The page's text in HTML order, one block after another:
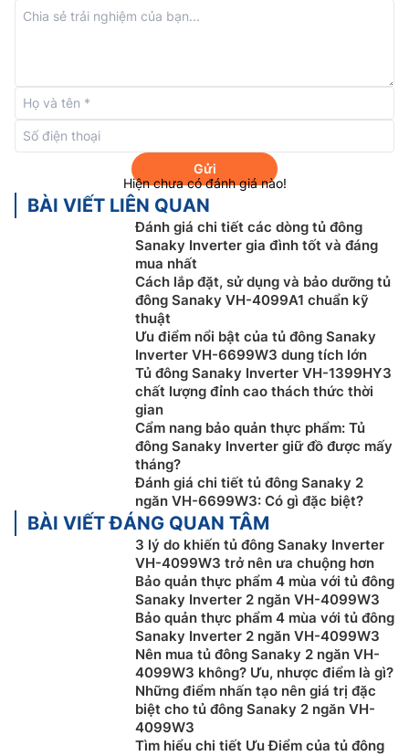
Tủ đông Sanaky Tiết kiệm điện
bỉ, êm ái, không gây tiếng ồn, nâng cao tuổi thọ sử
dụng lâu dài. Không những thế, công nghệ này còn
giúp bạn tiết kiệm được chi phí tiền điện hàng tháng
Tủ đông Sanaky Dễ điều khiển
Tủ đông Sanaky inverterVH 4099W3 rất dễ sử dụng,
với bảng điều khiển nhiệt độ trên thân tủ rất đơn giản,
giúp bạn dễ dàng điều chỉnh nhiệt độ theo ý muốn.
Tùy theo lượng thực phẩm trong tủ mà bạn có thể
chọn mức nhiệt độ thích hợp để bảo quản thực phẩm
một cách tốt nhất.
Gửi
Hiện chưa có đánh giá nào!
BÀI VIẾT LIÊN QUAN
Đánh giá chi tiết các dòng tủ đông
Sanaky Inverter gia đình tốt và đáng
mua nhất
Cách lắp đặt, sử dụng và bảo dưỡng tủ
đông Sanaky VH-4099A1 chuẩn kỹ
thuật
Ưu điểm nổi bật của tủ đông Sanaky
Inverter VH-6699W3 dung tích lớn
Tủ đông Sanaky Inverter VH-1399HY3
chất lượng đỉnh cao thách thức thời
gian
Cẩm nang bảo quản thực phẩm: Tủ
đông Sanaky Inverter giữ đồ được mấy
tháng?
Đánh giá chi tiết tủ đông Sanaky 2
ngăn VH-6699W3: Có gì đặc biệt?
BÀI VIẾT ĐÁNG QUAN TÂM
3 lý do khiến tủ đông Sanaky Inverter
VH-4099W3 trở nên ưa chuộng hơn
Bảo quản thực phẩm 4 mùa với tủ đông
Sanaky Inverter 2 ngăn VH-4099W3
Bảo quản thực phẩm 4 mùa với tủ đông
Sanaky Inverter 2 ngăn VH-4099W3
Nên mua tủ đông Sanaky 2 ngăn VH-
4099W3 không? Ưu, nhược điểm là gì?
Những điểm nhấn tạo nên giá trị đặc
biệt cho tủ đông Sanaky 2 ngăn VH-
4099W3
Tìm hiểu chi tiết Ưu Điểm của tủ đông